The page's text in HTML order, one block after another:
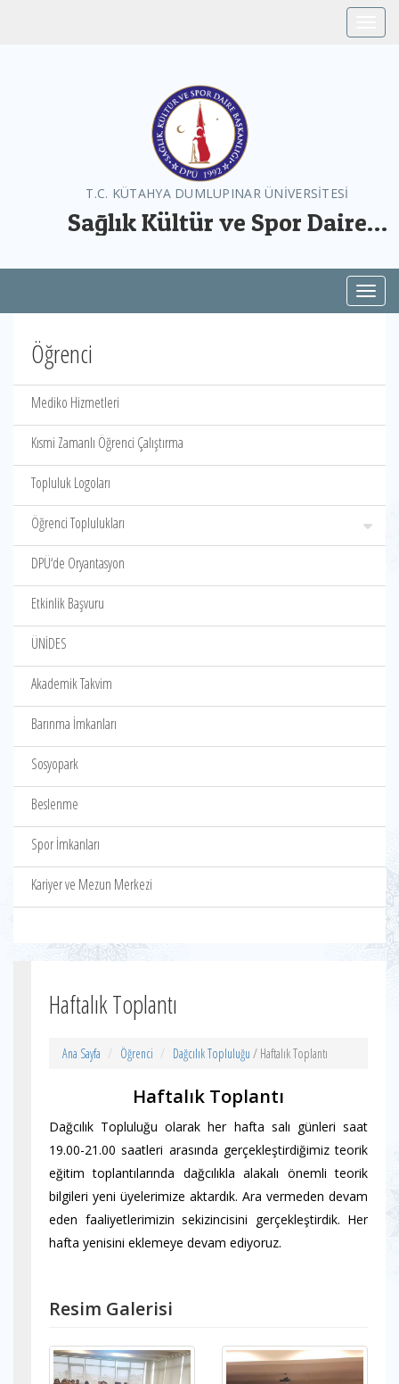
T.C. KÜTAHYA DUMLUPINAR ÜNİVERSİTESİ
Sağlık Kültür ve Spor Daire
Öğrenci
Mediko Hizmetleri
Kısmi Zamanlı Öğrenci Çalıştırma
Topluluk Logoları
Öğrenci Toplulukları
DPÜ‘de Oryantasyon
Etkinlik Başvuru
ÜNİDES
Akademik Takvim
Barınma İmkanları
Sosyopark
Beslenme
Spor İmkanları
Kariyer ve Mezun Merkezi
Haftalık Toplantı
Ana Sayfa Öğrenci Dağcılık Topluluğu / Haftalık Toplantı
Haftalık Toplantı
Dağcılık Topluluğu olarak her hafta salı günleri saat
19.00-21.00 saatleri arasında gerçekleştirdiğimiz teorik
eğitim toplantılarında dağcılıkla alakalı önemli teorik
bilgileri yeni üyelerimize aktardık. Ara vermeden devam
eden faaliyetlerimizin sekizincisini gerçekleştirdik. Her
hafta yenisini eklemeye devam ediyoruz.
Resim Galerisi